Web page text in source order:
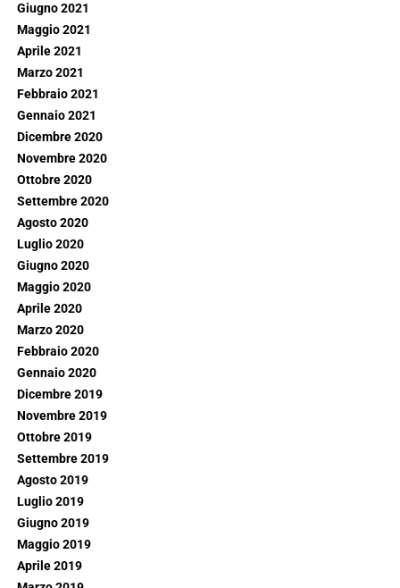
Giugno 2021
Maggio 2021
Aprile 2021
Marzo 2021
Febbraio 2021
Gennaio 2021
Dicembre 2020
Novembre 2020
Ottobre 2020
Settembre 2020
Agosto 2020
Luglio 2020
Giugno 2020
Maggio 2020
Aprile 2020
Marzo 2020
Febbraio 2020
Gennaio 2020
Dicembre 2019
Novembre 2019
Ottobre 2019
Settembre 2019
Agosto 2019
Luglio 2019
Giugno 2019
Maggio 2019
Aprile 2019